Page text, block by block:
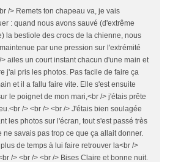
/> Remets ton chapeau va, je vais
: quand nous avons sauvé (d'extrême
la bestiole des crocs de la chienne, nous
par une pression sur l'extrémité
ailes un court instant chacun d'une main et
j'ai pris les photos. Pas facile de faire ça
et il a fallu faire vite. Elle s'est ensuite
le poignet de mon mari,<br /> j'étais prête
/> <br /> <br /> J'étais bien soulagée
les photos sur l'écran, tout s'est passé très
ne savais pas trop ce que ça allait donner.
de temps à lui faire retrouver la<br />
/> <br /> <br /> Bises Claire et bonne nuit.